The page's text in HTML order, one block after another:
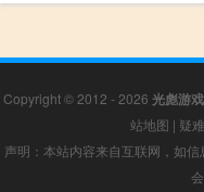
Copyright © 2012 - 2026 光彪游
站地图 | 疑
声明：本站内容来自互联网，如